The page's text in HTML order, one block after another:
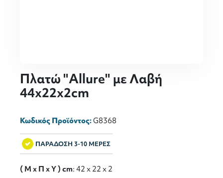
Πλατώ "Allure" με Λαβή
44x22x2cm
Κωδικός Προϊόντος:G8368
ΠΑΡΑΔΟΣΗ 3-10 ΜΕΡΕΣ
( M x Π x Y ) cm: 42 x 22 x 2